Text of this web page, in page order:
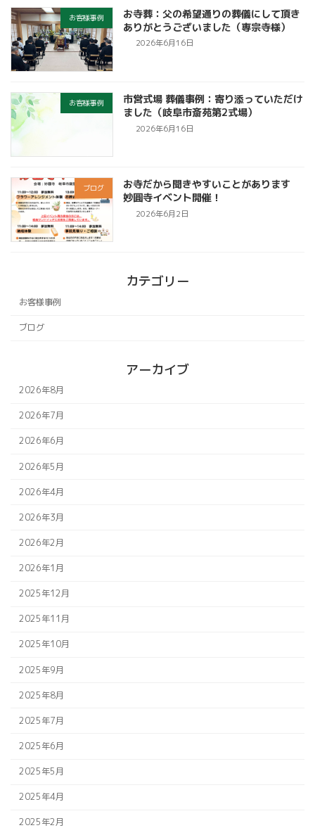
お客様事例
お寺葬：父の希望通りの葬儀にして頂き
ありがとうございました（専宗寺様）
2026年6月16日
お客様事例
市営式場 葬儀事例：寄り添っていただけ
ました（岐阜市斎苑第2式場）
2026年6月16日
ブログ
お寺だから聞きやすいことがあります
妙圓寺イベント開催！
2026年6月2日
カテゴリー
お客様事例
ブログ
アーカイブ
2026年8月
2026年7月
2026年6月
2026年5月
2026年4月
2026年3月
2026年2月
2026年1月
2025年12月
2025年11月
2025年10月
2025年9月
2025年8月
2025年7月
2025年6月
2025年5月
2025年4月
2025年2月